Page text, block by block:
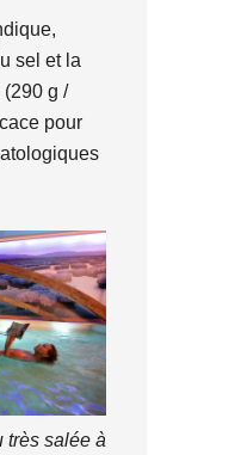
sel et la
g /
pour
très salée à